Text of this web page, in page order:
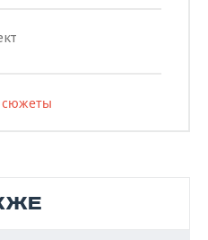
сюжеты